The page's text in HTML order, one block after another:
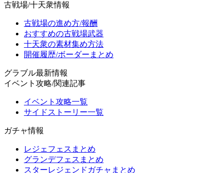
古戦場/十天衆情報
古戦場の進め方/報酬
おすすめの古戦場武器
十天衆の素材集め方法
開催履歴/ボーダーまとめ
グラブル最新情報
イベント攻略/関連記事
イベント攻略一覧
サイドストーリー一覧
ガチャ情報
レジェフェスまとめ
グランデフェスまとめ
スターレジェンドガチャまとめ